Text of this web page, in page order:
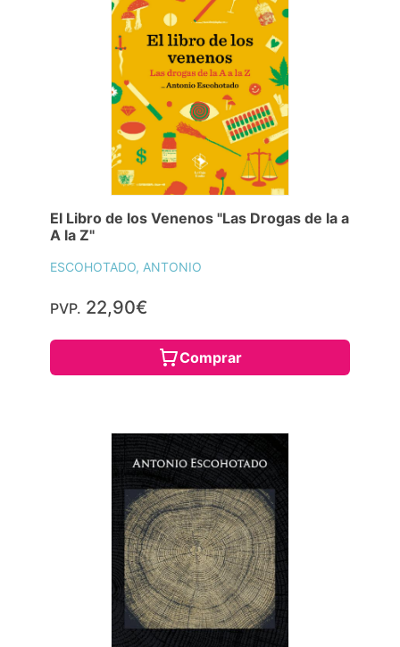
El Libro de los Venenos "Las Drogas de la a
A la Z"
ESCOHOTADO, ANTONIO
PVP. 22,90€
Comprar